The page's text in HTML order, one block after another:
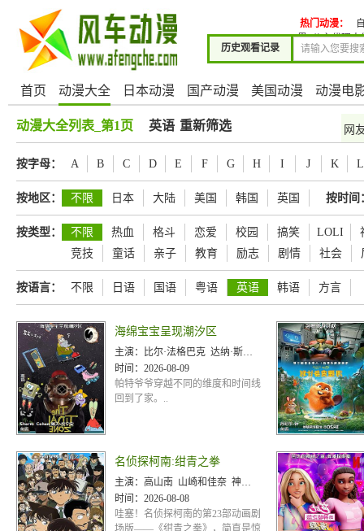
历史观看记录
热门动漫：
界 公主代理人
首页 动漫大全 日本动漫 国产动漫 美国动漫 动漫电
动漫大全列表_第1页 英语 重新筛选 网
按字母： A B C D E F G H I J K L
按地区： 不限 日本 大陆 美国 韩国 英国 按时间
按类型： 不限 热血 格斗 恋爱 校园 搞笑 LOLI
竞技
童话 亲子 教育 励志 剧情 社会
按语言： 不限 日语 国语 粤语 英语 韩语 方言
海绵宝宝呈现潮汐区
主演：
比尔·法格巴克 达纳·斯耐德 汤姆·肯尼
时间： 2026-08-09
帕特爷爷穿越不同的维度和时间线
回到了家。..
名侦探柯南:绀青之拳
主演： 高山南 山崎和佳奈 神谷明 小山力也 林原惠美 山口胜平 田中秀幸 岛本须美 绪方贤一 堀川亮 松井菜樱子 宫村优子 岩居由希子 大谷育江 高木涉 高岛雅罗 堀之纪 立木文彦 小山茉美 三石琴乃 置鲇龙太郎 日高法子 池田秀一 古谷彻
时间： 2026-08-08
哇塞！名侦探柯南的第23部动画剧
场版——《绀青之拳》，简直是惊